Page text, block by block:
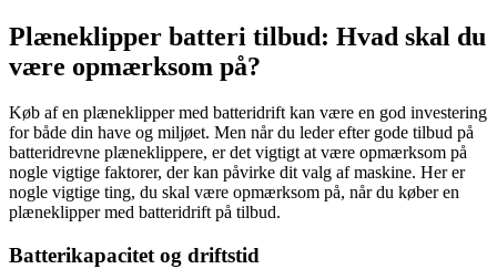
Plæneklipper batteri tilbud: Hvad skal du
være opmærksom på?
Køb af en plæneklipper med batteridrift kan være en god investering
for både din have og miljøet. Men når du leder efter gode tilbud på
batteridrevne plæneklippere, er det vigtigt at være opmærksom på
nogle vigtige faktorer, der kan påvirke dit valg af maskine. Her er
nogle vigtige ting, du skal være opmærksom på, når du køber en
plæneklipper med batteridrift på tilbud.
Batterikapacitet og driftstid